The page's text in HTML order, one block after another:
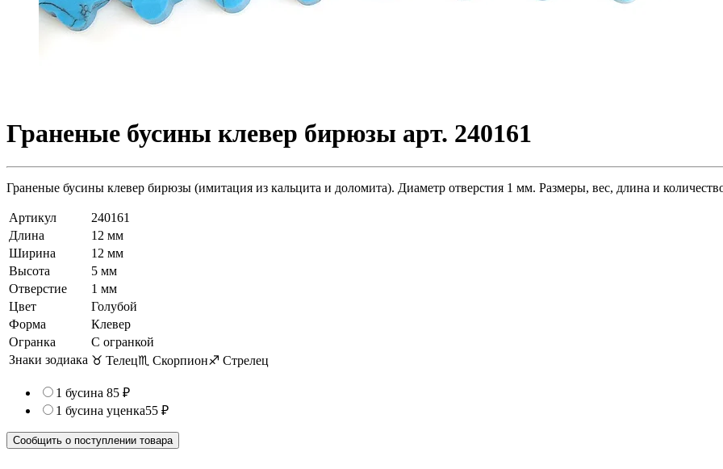
Граненые бусины клевер бирюзы арт. 240161
Граненые бусины клевер бирюзы (имитация из кальцита и доломита). Диаметр отверстия 1 мм. Размеры, вес, длина и
Артикул
240161
Длина
12 мм
Ширина
12 мм
Высота
5 мм
Отверстие
1 мм
Цвет
Голубой
Форма
Клевер
Огранка
С огранкой
Знаки зодиака ♉ Телец♏ Скорпион♐ Стрелец
1 бусина 85 ₽
1 бусина уценка55 ₽
Сообщить о поступлении товара